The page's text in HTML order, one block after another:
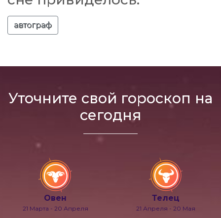
автограф
Уточните свой гороскоп на
сегодня
Овен
21 Марта - 20 Апреля
Телец
21 Апреля - 20 Мая